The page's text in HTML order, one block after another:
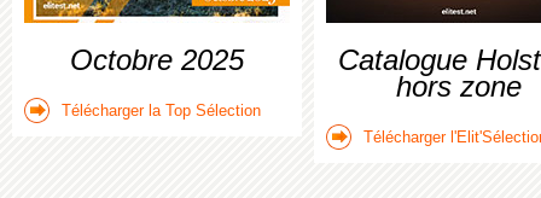
Octobre 2025
Télécharger la Top Sélection
Catalogue
hors zone
Télécharger